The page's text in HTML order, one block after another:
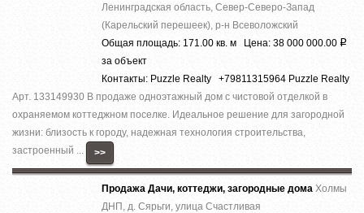
Ленинградская область, Север-Северо-Запад
(Карельский перешеек), р-н Всеволожский
Общая площадь: 171.00 кв. м Цена: 38 000 000.00 Р
за объект
Контакты: Puzzle Realty +79811315964 Puzzle Realty
Арт. 133149930 В продаже одноэтажный дом с чистовой отделкой в
охраняемом коттеджном поселке. Идеальное решение для загородной
жизни: близость к городу, надежная технология строительства,
застроенный ...
>>
Продажа Дачи, коттеджи, загородные дома Холмы
ДНП, д. Сярьги, улица Счастливая